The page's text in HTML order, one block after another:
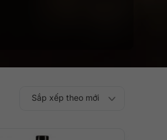
Sắp xếp theo
Sắp xếp theo mới